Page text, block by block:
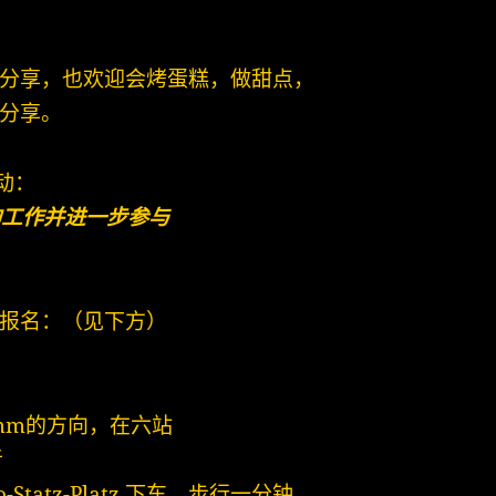
享，也欢迎会烤蛋糕，做甜点，
享。
作并进一步参与
名：（见下方）
的方向，在六站